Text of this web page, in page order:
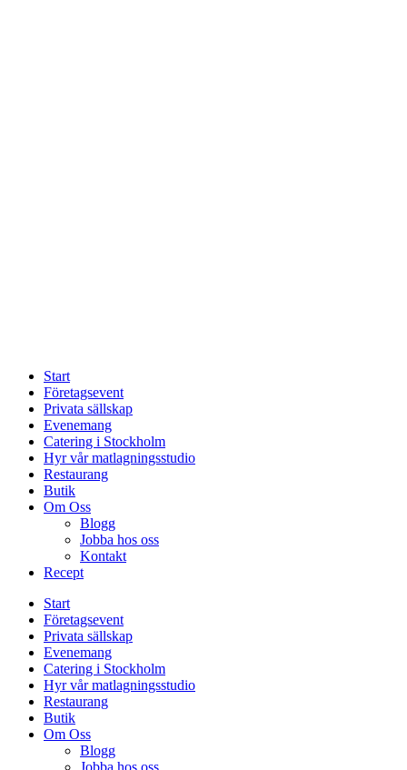
Start
Företagsevent
Privata sällskap
Evenemang
Catering i Stockholm
Hyr vår matlagningsstudio
Restaurang
Butik
Om Oss
Blogg
Jobba hos oss
Kontakt
Recept
Start
Företagsevent
Privata sällskap
Evenemang
Catering i Stockholm
Hyr vår matlagningsstudio
Restaurang
Butik
Om Oss
Blogg
Jobba hos oss